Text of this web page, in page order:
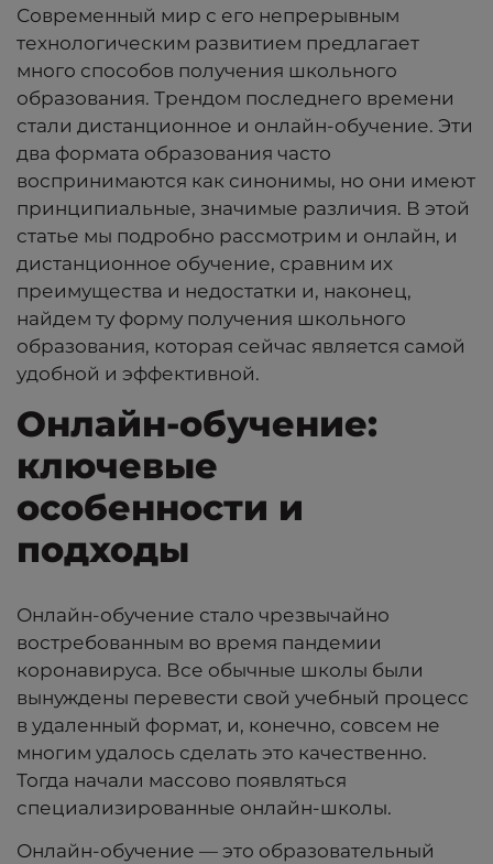
Современный мир с его непрерывным
технологическим развитием предлагает
много способов получения школьного
образования. Трендом последнего времени
стали дистанционное и онлайн-обучение. Эти
два формата образования часто
воспринимаются как синонимы, но они имеют
принципиальные, значимые различия. В этой
статье мы подробно рассмотрим и онлайн, и
дистанционное обучение, сравним их
преимущества и недостатки и, наконец,
найдем ту форму получения школьного
образования, которая сейчас является самой
удобной и эффективной.
Онлайн-обучение:
ключевые
особенности и
подходы
Онлайн-обучение стало чрезвычайно
востребованным во время пандемии
коронавируса. Все обычные школы были
вынуждены перевести свой учебный процесс
в удаленный формат, и, конечно, совсем не
многим удалось сделать это качественно.
Тогда начали массово появляться
специализированные онлайн-школы.
Онлайн-обучение — это образовательный